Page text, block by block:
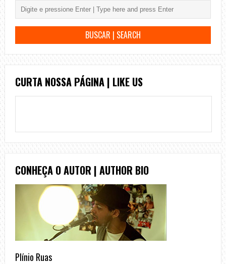
CURTA NOSSA PÁGINA | LIKE US
CONHEÇA O AUTOR | AUTHOR BIO
Plínio Ruas